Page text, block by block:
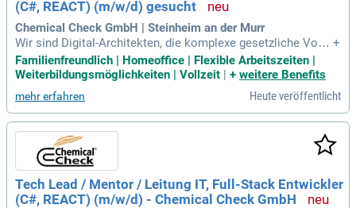
twicklung und werde Teil unseres Teams!
(C#, REACT) (m/w/d) gesucht
Chemical Check GmbH | Steinheim an der Murr
Wir sind Digital-Architekten, die komplexe gesetzliche Vorg
aben in smarte digitale Workflows verwandeln. Als Tech Le
ad und Mentor im IT-Team bist du unser Nordstern und inspi
rierst unsere talentierten Entwickler. Unsere über 30-jährige
Erfahrung sichert uns den Goldstandard im Markt für KMUs
und Konzerne. Mit einem stabilen Team von 50 Mitarbeitern
legen wir Wert auf Professionalität und familiäres Ambient
e. Setze den Fokus auf sauberen Code und perfektioniere un
sere Toolchain mit Sonar Qube und Grafana. Wenn du Leide
nschaft für Full-Stack Entwicklung in C# und REACT mitbrin
gst, werde Teil unseres zukunftsorientierten Unternehmens!
+
Familienfreundlich | Homeoffice | Flexible Arbeitszeiten |
Weiterbildungsmöglichkeiten | Vollzeit | + weitere Benefits
mehr erfahren Heute veröffentlicht
Tech Lead / Mentor / Leitung IT, Full-Stack Entwickler
(C#, REACT) (m/w/d) - Chemical Check GmbH